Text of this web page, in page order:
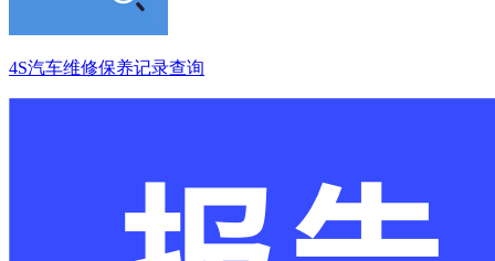
4S汽车维修保养记录查询